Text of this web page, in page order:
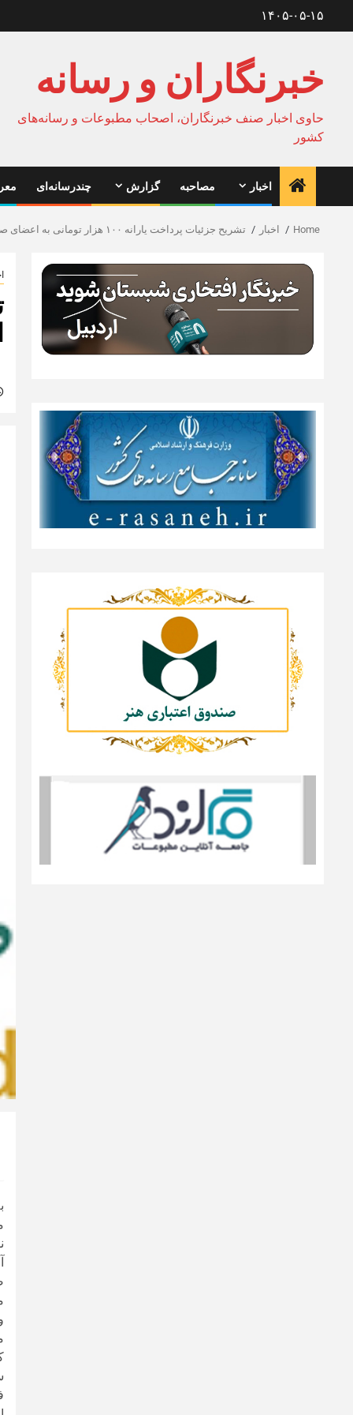
۱۴۰۵-۰۵-۱۵
خبرنگاران و رسانه
حاوی اخبار صنف خبرنگاران، اصحاب مطبوعات و رسانه‌های
کشور
اخبار مصاحبه گزارش چندرسانه‌ای
Home اخبار تشریح جزئیات پرداخت یارانه ۱۰۰ هزار تومانی به اعضای صندوق اعتباری هنر و خبرنگاران